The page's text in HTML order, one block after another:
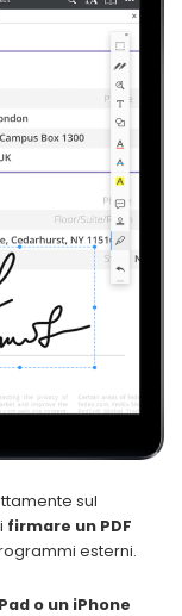
sul
firmare un PDF
esterni.
o un iPhone